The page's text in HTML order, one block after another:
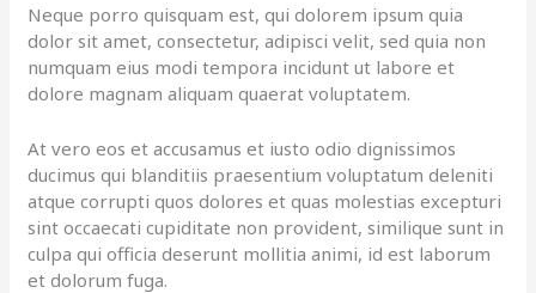
Neque porro quisquam est, qui dolorem ipsum quia
dolor sit amet, consectetur, adipisci velit, sed quia non
numquam eius modi tempora incidunt ut labore et
dolore magnam aliquam quaerat voluptatem.
At vero eos et accusamus et iusto odio dignissimos
ducimus qui blanditiis praesentium voluptatum deleniti
atque corrupti quos dolores et quas molestias excepturi
sint occaecati cupiditate non provident, similique sunt in
culpa qui officia deserunt mollitia animi, id est laborum
et dolorum fuga.